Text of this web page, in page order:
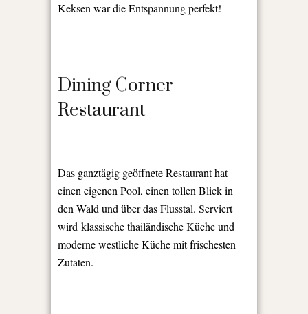
Keksen war die Entspannung perfekt!
Dining Corner
Restaurant
Das ganztägig geöffnete Restaurant hat
einen eigenen Pool, einen tollen Blick in
den Wald und über das Flusstal. Serviert
wird klassische thailändische Küche und
moderne westliche Küche mit frischesten
Zutaten.